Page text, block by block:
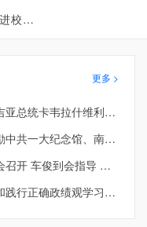
段举办
更多 >
习近平同格鲁吉亚总统卡韦拉什维利就中格建交34周年互致贺电并共同宣布将双边关系提升为全面战略伙伴关系
习近平回信勉励中共一大纪念馆、南湖革命纪念馆少先队红领巾讲解员
全省警示教育会召开 车俊到会指导 许昆林主持并讲话 王新伟周波熊茂平出席
省委举办树立和践行正确政绩观学习教育第2期读书班暨省委理论学习中心组专题学习会 车俊到会指导 许昆林主持并讲话